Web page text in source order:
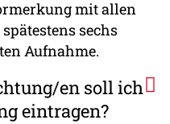
mit allen
sechs
Aufnahme.
en soll ich
eintragen?